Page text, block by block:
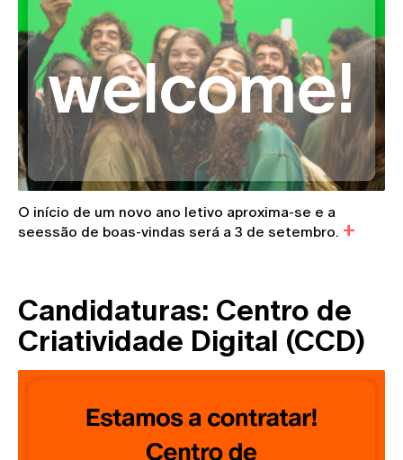
O início de um novo ano letivo aproxima-se e a
seessão de boas-vindas será a 3 de setembro.
Candidaturas: Centro de
Criatividade Digital (CCD)